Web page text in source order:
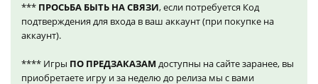
*** ПРОСЬБА БЫТЬ НА СВЯЗИ, если потребуется Код
подтверждения для входа в ваш аккаунт (при покупке на
аккаунт).
**** Игры ПО ПРЕДЗАКАЗАМ доступны на сайте заранее, вы
приобретаете игру и за неделю до релиза мы с вами